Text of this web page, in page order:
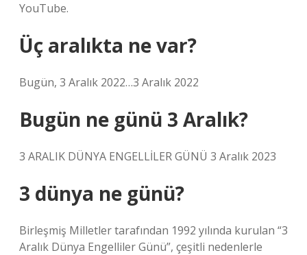
YouTube.
Üç aralıkta ne var?
Bugün, 3 Aralık 2022…3 Aralık 2022
Bugün ne günü 3 Aralık?
3 ARALIK DÜNYA ENGELLİLER GÜNÜ 3 Aralık 2023
3 dünya ne günü?
Birleşmiş Milletler tarafından 1992 yılında kurulan “3
Aralık Dünya Engelliler Günü”, çeşitli nedenlerle